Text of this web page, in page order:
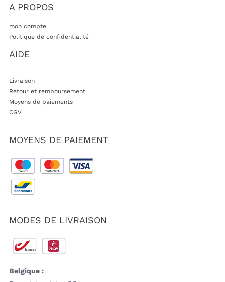
A PROPOS
mon compte
Politique de confidentialité
AIDE
Livraison
Retour et remboursement
Moyens de paiements
CGV
MOYENS DE PAIEMENT
MODES DE LIVRAISON
Belgique :